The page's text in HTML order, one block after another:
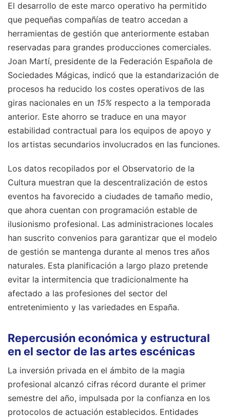
El desarrollo de este marco operativo ha permitido
que pequeñas compañías de teatro accedan a
herramientas de gestión que anteriormente estaban
reservadas para grandes producciones comerciales.
Joan Martí, presidente de la Federación Española de
Sociedades Mágicas, indicó que la estandarización de
procesos ha reducido los costes operativos de las
giras nacionales en un 15% respecto a la temporada
anterior. Este ahorro se traduce en una mayor
estabilidad contractual para los equipos de apoyo y
los artistas secundarios involucrados en las funciones.
Los datos recopilados por el Observatorio de la
Cultura muestran que la descentralización de estos
eventos ha favorecido a ciudades de tamaño medio,
que ahora cuentan con programación estable de
ilusionismo profesional. Las administraciones locales
han suscrito convenios para garantizar que el modelo
de gestión se mantenga durante al menos tres años
naturales. Esta planificación a largo plazo pretende
evitar la intermitencia que tradicionalmente ha
afectado a las profesiones del sector del
entretenimiento y las variedades en España.
Repercusión económica y estructural
en el sector de las artes escénicas
La inversión privada en el ámbito de la magia
profesional alcanzó cifras récord durante el primer
semestre del año, impulsada por la confianza en los
protocolos de actuación establecidos. Entidades